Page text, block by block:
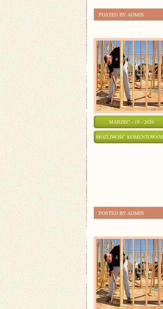
POSTED BY ADMIN
MARZEC - 19 - 2026
MOŻLIWOŚĆ
POSTED BY ADMIN